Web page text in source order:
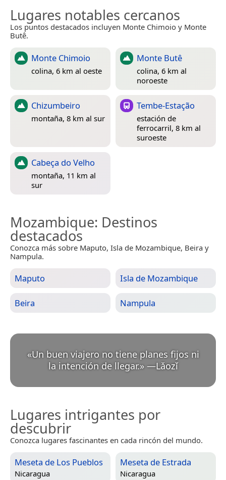
Lugares notables cercanos
Los puntos destacados incluyen Monte Chimoio y Monte
Butê.
Monte Chimoio
colina, 6 km al oeste
Monte Butê
colina, 6 km al
noroeste
Chizumbeiro
montaña, 8 km al sur
Tembe-Estação
estación de
ferrocarril, 8 km al
suroeste
Cabeça do Velho
montaña, 11 km al
sur
Mozambique: Destinos
destacados
Conozca más sobre Maputo, Isla de Mozambique, Beira y
Nampula.
Maputo Isla de Mozambique
Beira Nampula
«Un buen viajero no tiene planes fijos ni
la intención de llegar.» —Lǎozǐ
Lugares intrigantes por
descubrir
Conozca lugares fascinantes en cada rincón del mundo.
Meseta de Los Pueblos
Nicaragua
Meseta de Estrada
Nicaragua